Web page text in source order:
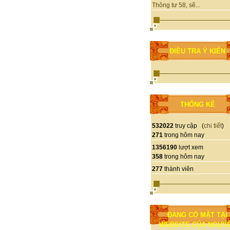
Thông tư 58, sẽ...
ĐIỀU TRA Ý KIẾN
THỐNG KÊ
532022 truy cập (chi tiết)
271 trong hôm nay
1356190 lượt xem
358 trong hôm nay
277 thành viên
ĐANG CÓ MẶT TẠI
WEBSITE CỦA